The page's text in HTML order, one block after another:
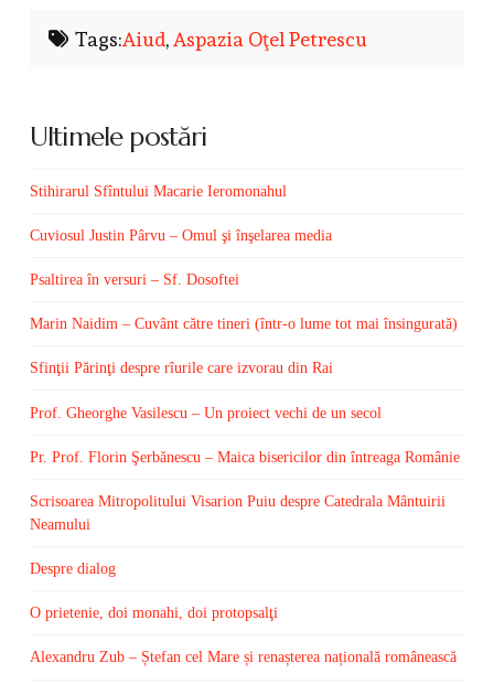
Tags:Aiud, Aspazia Oţel Petrescu
Ultimele postări
Stihirarul Sfîntului Macarie Ieromonahul
Cuviosul Justin Pârvu – Omul şi înşelarea media
Psaltirea în versuri – Sf. Dosoftei
Marin Naidim – Cuvânt către tineri (într-o lume tot mai însingurată)
Sfinţii Părinţi despre rîurile care izvorau din Rai
Prof. Gheorghe Vasilescu – Un proiect vechi de un secol
Pr. Prof. Florin Şerbănescu – Maica bisericilor din întreaga Românie
Scrisoarea Mitropolitului Visarion Puiu despre Catedrala Mântuirii
Neamului
Despre dialog
O prietenie, doi monahi, doi protopsalţi
Alexandru Zub – Ștefan cel Mare și renașterea națională românească